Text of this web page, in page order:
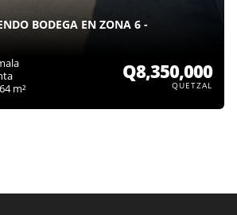
BODEGA EN ZONA 6 -
m²
Q8,350,000
QUETZAL